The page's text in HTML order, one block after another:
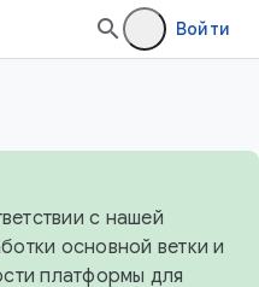
Войти
с нашей
основной ветки и
платформы для